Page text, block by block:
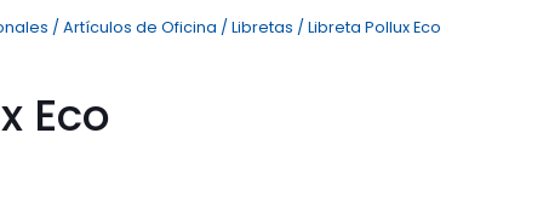
/ Artículos de Oficina / Libretas / Libreta Pollux Eco
Eco